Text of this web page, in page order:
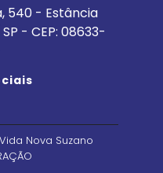
540 - Estância
- CEP: 08633-
Nova Suzano